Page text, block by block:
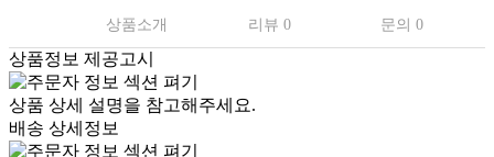
상품소개 리뷰 0 문의 0
상품정보 제공고시
상품 상세 설명을 참고해주세요.
배송 상세정보